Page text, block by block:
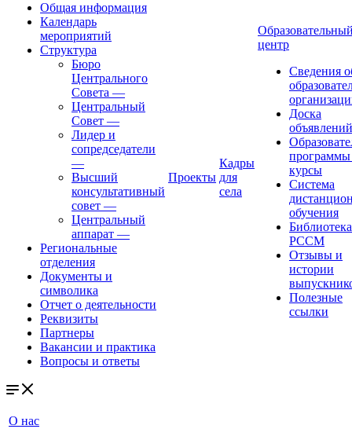
Общая информация
Календарь
мероприятий
Структура
Бюро
Центрального
Совета —
Центральный
Совет —
Лидер и
сопредседатели
—
Высший
консультативный
совет —
Центральный
аппарат —
Региональные
отделения
Документы и
символика
Отчет о деятельности
Реквизиты
Партнеры
Вакансии и практика
Вопросы и ответы
Проекты
Кадры
для
села
центр
Сведения
Доска
объявлений
курсы
Система
обучения
Библиотека
РССМ
Отзывы и
истории
Полезные
ссылки
О нас